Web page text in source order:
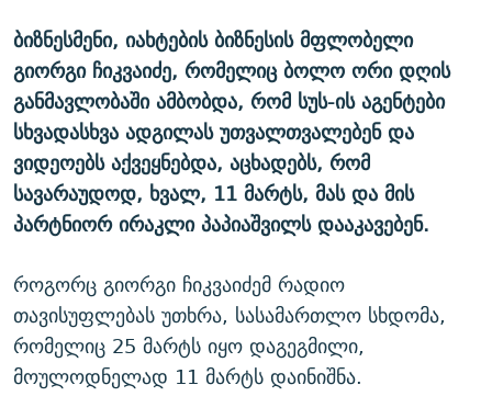
ბიზნესმენი, იახტების ბიზნესის მფლობელი
გიორგი ჩიკვაიძე, რომელიც ბოლო ორი დღის
განმავლობაში ამბობდა, რომ სუს-ის აგენტები
სხვადასხვა ადგილას უთვალთვალებენ და
ვიდეოებს აქვეყნებდა, აცხადებს, რომ
სავარაუდოდ, ხვალ, 11 მარტს, მას და მის
პარტნიორ ირაკლი პაპიაშვილს დააკავებენ.
როგორც გიორგი ჩიკვაიძემ რადიო
თავისუფლებას უთხრა, სასამართლო სხდომა,
რომელიც 25 მარტს იყო დაგეგმილი,
მოულოდნელად 11 მარტს დაინიშნა.